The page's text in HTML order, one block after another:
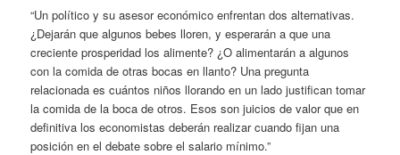
“Un político y su asesor económico enfrentan dos alternativas.
¿Dejarán que algunos bebes lloren, y esperarán a que una
creciente prosperidad los alimente? ¿O alimentarán a algunos
con la comida de otras bocas en llanto? Una pregunta
relacionada es cuántos niños llorando en un lado justifican tomar
la comida de la boca de otros. Esos son juicios de valor que en
definitiva los economistas deberán realizar cuando fijan una
posición en el debate sobre el salario mínimo.”